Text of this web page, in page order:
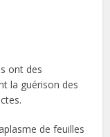
ont des
la guérison des
de feuilles